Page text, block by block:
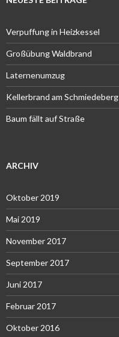
Verpuffung in Heizkessel
Großübung Waldbrand
Laternenumzug
Kellerbrand am Schmiedeberg
Baum fällt auf Straße
ARCHIV
Oktober 2019
Mai 2019
November 2017
September 2017
Juni 2017
Februar 2017
Oktober 2016